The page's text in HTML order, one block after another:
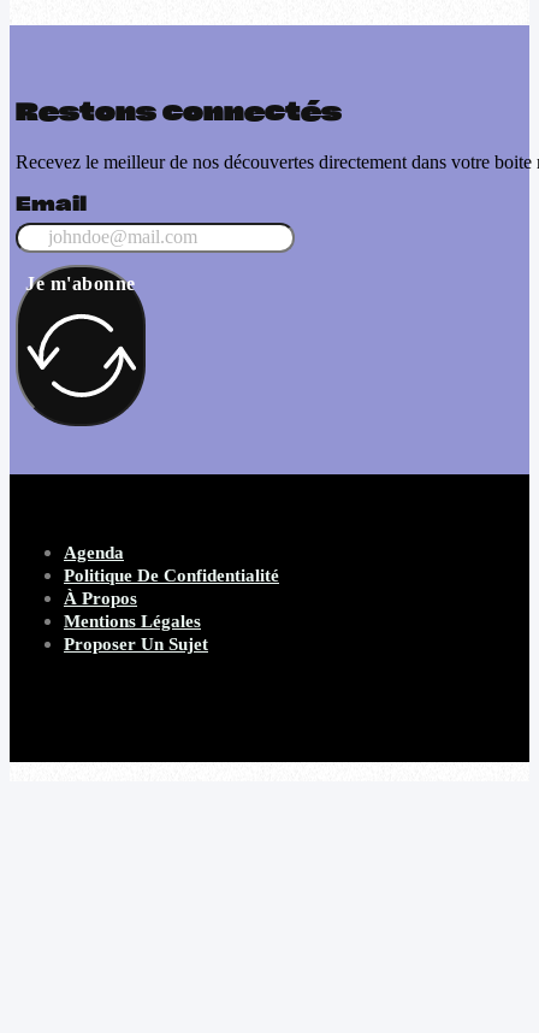
Restons connectés
Recevez le meilleur de nos découvertes directement dans votre boite
Email
Je m'abonne
Agenda
Politique De Confidentialité
À Propos
Mentions Légales
Proposer Un Sujet